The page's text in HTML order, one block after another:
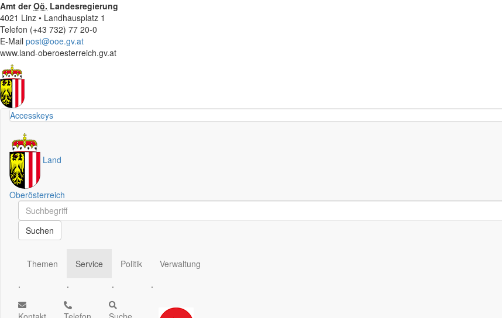
Amt derOö. Landesregierung
4021 Linz • Landhausplatz 1
Telefon (+43 732) 77 20-0
E-Mail post@ooe.gv.at
www.land-oberoesterreich.gv.at
Accesskeys
Land
Oberösterreich
Schnellsuche
Schnellsuche
Suchen
Themen
.
Service
.
Politik
.
Verwaltung
.